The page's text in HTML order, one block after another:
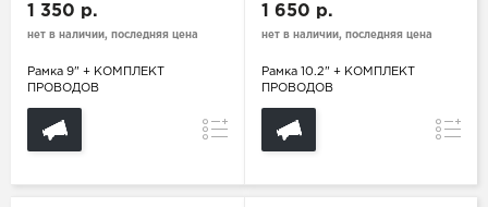
1 350 р.
нет в наличии, последняя цена
Рамка 9" + КОМПЛЕКТ
ПРОВОДОВ
Сравнение
1 650 р.
нет в наличии, последняя цена
Рамка 10.2" + КОМПЛЕКТ
ПРОВОДОВ